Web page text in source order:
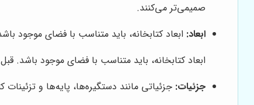
صمیمی‌تر می‌کنند.
ابعاد: ابعاد کتابخانه، باید متناسب با فضای موجود
ابعاد کتابخانه، باید متناسب با فضای موجود باشد.
جزئیات: جزئیاتی مانند دستگیره‌ها، پایه‌ها و تزئینات